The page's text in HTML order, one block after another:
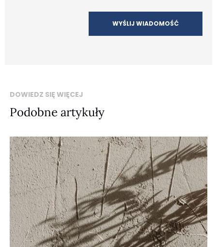
DOWIEDZ SIĘ WIĘCEJ
Podobne artykuły